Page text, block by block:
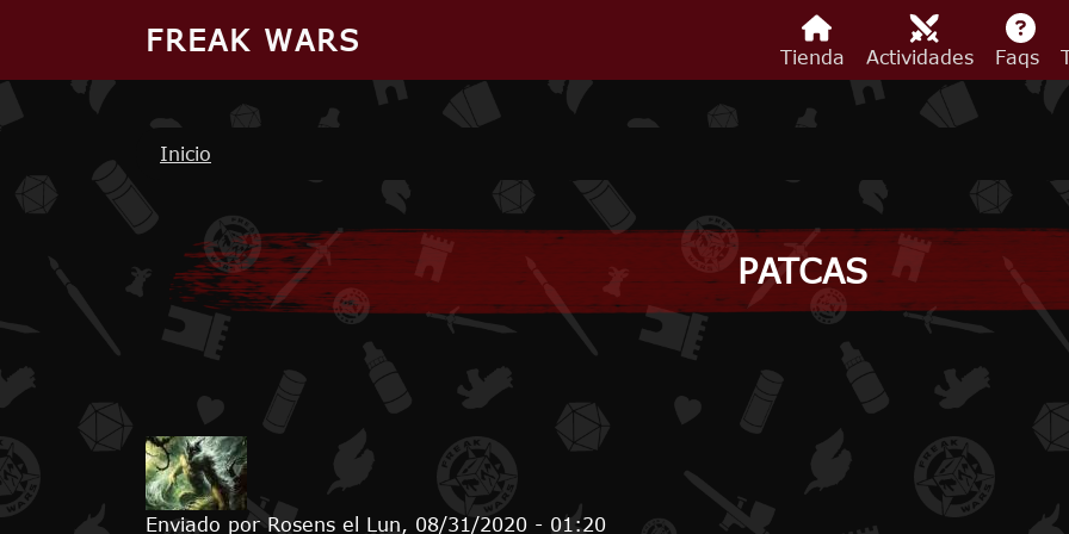
FREAK WARS
Tienda Actividades Faqs
Ruta de navegación
Inicio
PATCAS
Enviado porRosens el Lun, 08/31/2020 - 01:20